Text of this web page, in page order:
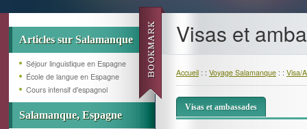
Articles sur Salamanque
Séjour linguistique en Espagne
École de langue en Espagne
Cours intensif d'espagnol
Salamanque, Espagne
Visas et
Accueil : : Voyage Salamanque : : Visa/
Visas et ambassades